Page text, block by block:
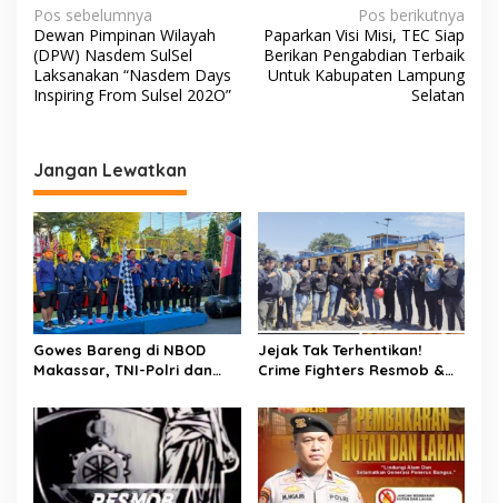
N
a
v
i
a
s
i
p
o
s
Pos sebelumnya
Dewan Pimpinan Wilayah
(DPW) Nasdem SulSel
Laksanakan “Nasdem Days
Inspiring From Sulsel 202O”
Pos berikutnya
Paparkan Visi Misi, TEC Siap
Berikan Pengabdian Terbaik
Untuk Kabupaten Lampung
Selatan
Jangan Lewatkan
Gowes Bareng di NBOD
Makassar, TNI-Polri dan
Sinergitas
Jejak Tak Terhentikan!
Crime Fighters Resmob &
Polres Pinrang Berhasil
Bekuk Pelaku Pembunuhan
di Jalan Macan, Apresiasi
Mengalir Untuk Ipda Ahmad
Haris dan Aiptu Syahrir,